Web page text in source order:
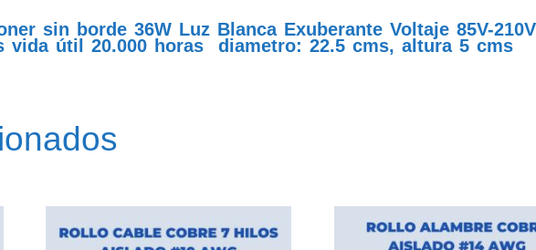
sin borde 36W Luz Blanca Exuberante Voltaje 85V-
vida útil 20.000 horas diametro: 22.5 cms, altura 5 cms